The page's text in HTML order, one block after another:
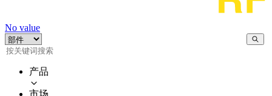
No value
产品
市场